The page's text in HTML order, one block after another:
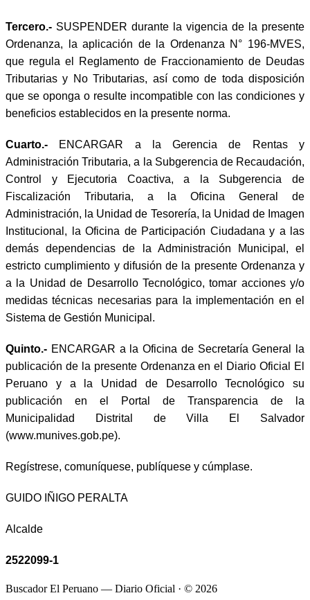
Tercero.- SUSPENDER durante la vigencia de la presente
Ordenanza, la aplicación de la Ordenanza N° 196-MVES,
que regula el Reglamento de Fraccionamiento de Deudas
Tributarias y No Tributarias, así como de toda disposición
que se oponga o resulte incompatible con las condiciones y
beneficios establecidos en la presente norma.
Cuarto.-
ENCARGAR a la Gerencia de Rentas y
Administración Tributaria, a la Subgerencia de Recaudación,
Control y Ejecutoria Coactiva, a la Subgerencia de
Fiscalización Tributaria, a la Oficina General de
Administración, la Unidad de Tesorería, la Unidad de Imagen
Institucional, la Oficina de Participación Ciudadana y a las
demás dependencias de la Administración Municipal, el
estricto cumplimiento y difusión de la presente Ordenanza y
a la Unidad de Desarrollo Tecnológico, tomar acciones y/o
medidas técnicas necesarias para la implementación en el
Sistema de Gestión Municipal.
Quinto.- ENCARGAR a la Oficina de Secretaría General la
publicación de la presente Ordenanza en el Diario Oficial El
Peruano y a la Unidad de Desarrollo Tecnológico su
publicación en el Portal de Transparencia de la
Municipalidad Distrital de Villa El Salvador
(www.munives.gob.pe).
Regístrese, comuníquese, publíquese y cúmplase.
GUIDO IÑIGO PERALTA
Alcalde
2522099-1
Buscador El Peruano — Diario Oficial · © 2026